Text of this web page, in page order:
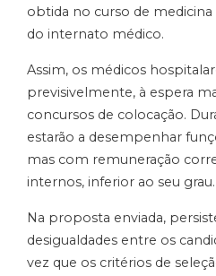
obtida no curso de medicina
do internato médico.
Assim, os médicos
previsivelmente, à espera
concursos de colocação.
estarão a desempenhar
mas com remuneração
internos, inferior ao seu grau.
Na proposta enviada,
desigualdades entre os
vez que os critérios de